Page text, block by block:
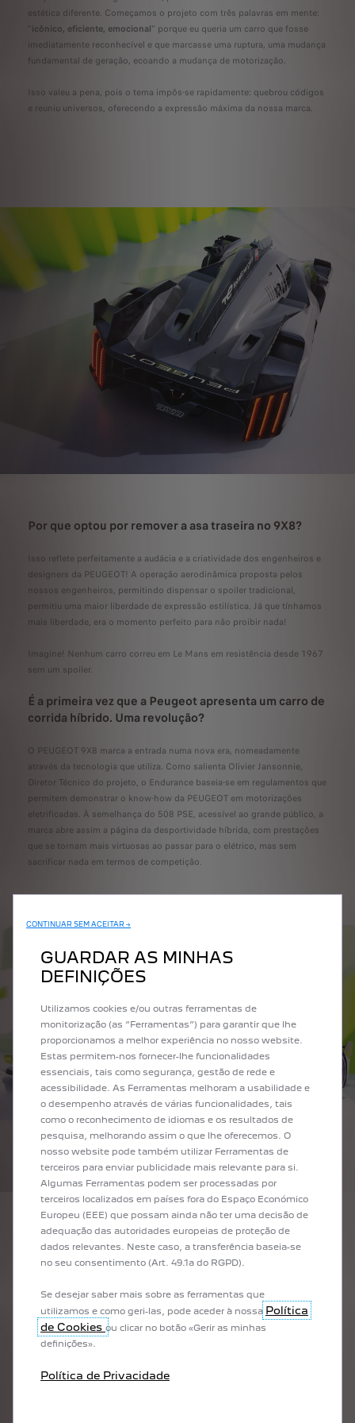
estética diferente. Começamos o projeto com três palavras em mente:
icônico, eficiente, emocional" porque eu queria um carro que fosse
imediatamente reconhecível e que marcasse uma ruptura, uma mudança
fundamental de geração, ecoando a mudança de motorização.
Isso valeu a pena, pois o tema impôs-se rapidamente: quebrou códigos
e reuniu universos, oferecendo a expressão máxima da nossa marca.
Por que optou por remover a asa traseira no 9X8?
Isso reflete perfeitamente a audácia e a criatividade dos engenheiros e
designers da PEUGEOT! A operação aerodinâmica proposta pelos
nossos engenheiros, permitindo dispensar o spoiler tradicional,
permitiu uma maior liberdade de expressão estilística. Já que tínhamos
mais liberdade, era o momento perfeito para não proibir nada!
Imagine! Nenhum carro correu em Le Mans em resistência desde 1967
sem um spoiler.
É a primeira vez que a Peugeot apresenta um carro de
corrida híbrido. Uma revolução?
O PEUGEOT 9X8 marca a entrada numa nova era, nomeadamente
através da tecnologia que utiliza. Como salienta Olivier Jansonnie,
Diretor Técnico do projeto, o Endurance baseia-se em regulamentos que
permitem demonstrar o know-how da PEUGEOT em motorizações
eletrificadas. À semelhança do 508 PSE, acessível ao grande público, a
marca abre assim a página da desportividade híbrida, com prestações
que se tornam mais virtuosas ao passar para o elétrico, mas sem
sacrificar nada em termos de competição.
desenvolvimento deste modelo?
O quotidiano dos designers é uma série de avanços e retrocessos entre
desenhos e ferramentas 3D, que possibilitam incluir fases de
ferramenta essencial, uma ferramenta adicional ao serviço da
CONTINUAR SEM ACEITAR →
GUARDAR AS MINHAS
DEFINIÇÕES
Utilizamos cookies e/ou outras ferramentas de
monitorização (as “Ferramentas”) para garantir que lhe
proporcionamos a melhor experiência no nosso website.
Estas permitem-nos fornecer-lhe funcionalidades
essenciais, tais como segurança, gestão de rede e
acessibilidade. As Ferramentas melhoram a usabilidade e
o desempenho através de várias funcionalidades, tais
como o reconhecimento de idiomas e os resultados de
pesquisa, melhorando assim o que lhe oferecemos. O
nosso website pode também utilizar Ferramentas de
terceiros para enviar publicidade mais relevante para si.
Algumas Ferramentas podem ser processadas por
terceiros localizados em países fora do Espaço Económico
Europeu (EEE) que possam ainda não ter uma decisão de
adequação das autoridades europeias de proteção de
dados relevantes. Neste caso, a transferência baseia-se
no seu consentimento (Art. 49.1a do RGPD).
Se desejar saber mais sobre as ferramentas que
utilizamos e como geri-las, pode aceder à nossa Política
de Cookies ou clicar no botão «Gerir as minhas
definições».
Política de Privacidade